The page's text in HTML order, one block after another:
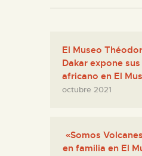
El Museo
Dakar expone
africano en El
octubre 2021
«Somos
en familia en El